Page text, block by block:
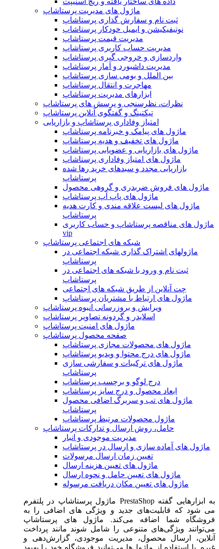
ماژول های مدیریت پرستاشاپ
ثبت نام و سفارش گذاری پرستاشاپ
نوتیفیکیشن و ایمیل خودکار پرستاشاپ
مدیریت قیمت پرستاشاپ
مدیریت حساب کاربری پرستاشاپ
واردسازی و خروجی گیری پرستاشاپ
مدیریت داشبورد و آمار پرستاشاپ
بین الملل و بومی سازی پرستاشاپ
مهاجرت و انتقال پرستاشاپ
ابزارهای مدیریت پرستاشاپ
نظرات، نظرسنجی و پرسش های پرستاشاپ
تیکتینگ و گفتگوی آنلاین پرستاشاپ
امتیاز وفاداری پرستاشاپ و بازاریابی
ماژول های پیامک و خبرنامه پرستاشاپ
ماژول های تخفیف و هدیه پرستاشاپ
ماژول های بازاریابی و عضویابی پرستاشاپ
ماژول های امتیاز وفاداری پرستاشاپ
بازاریابی مجدد و سبدهای خرید رها شده
پرستاشاپ
ماژول های فروش ضربدری و گروهی محصول
ماژول های پاپ آپ پرستاشاپ
ماژول های لیست علاقه مندی و کارت هدیه
پرستاشاپ
ماژول های مناقصه پرستاشاپ و حساب کاربری
vip
شبکه های اجتماعی پرستاشاپ
ماژولهای اشتراک‌ گذاری شبکه اجتماعی در
پرستاشاپ
ثبت نام و ورود با شبکه های اجتماعی در
پرستاشاپ
چت آنلاین از طریق شبکه های اجتماعی
ماژول های ارتباط با مشتریان پرستاشاپ
ویرایش و بروزرسانی انبوه پرستاشاپ
اسلایدر و گردونه تصاویر پرستاشاپ
ماژول های امنیت پرستاشاپ
صفحه محصول پرستاشاپ
ماژول های محصولات مجازی پرستاشاپ
ماژول های درج محتوا و ویدیو پرستاشاپ
ماژول های ترکیبات و سفارشی سازی
پرستاشاپ
درج لوگو و برچسب پرستاشاپ
ابعاد محصول و درج سایز پرستاشاپ
ماژول های تب و سربرگ اضافی محصول
پرستاشاپ
ماژول محصولات مرتبط پرستاشاپ
حامل، روش ارسال و تدارکات پرستاشاپ
مدیریت موجودی و انبار
ماژول های آماده سازی و ارسال در پرستاشاپ
تعیین زمان ارسال مرسولات
ماژول های تعیین هزینه ارسال
ماژول های تعیین حامل و نحوه ارسال
ماژول های تعیین مکان دریافت مرسوله
ماژول‌ پرستاشاپ در پلتفرم PrestaShop به ابزارهایی گفته
می شود که قابلیت‌های جدید و ویژگی های اضافی را به
فروشگاه شما اضافه می‌کند. ماژول های پرستاشاپ
می‌توانند ویژگی‌های متنوعی را شامل شوند مانند پرداخت
آنلاین، ارسال محصول، مدیریت موجودی، گزارش‌دهی و
غیره. با استفاده از ماژول‌ها می‌توانید فروشگاه خود را بهبود